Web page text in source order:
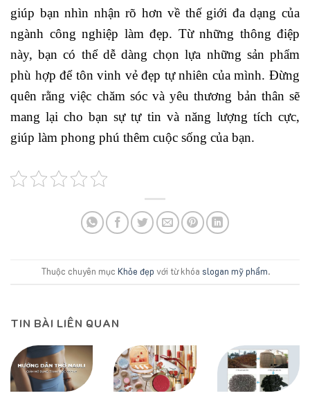
giúp bạn nhìn nhận rõ hơn về thế giới đa dạng của
ngành công nghiệp làm đẹp. Từ những thông điệp
này, bạn có thể dễ dàng chọn lựa những sản phẩm
phù hợp để tôn vinh vẻ đẹp tự nhiên của mình. Đừng
quên rằng việc chăm sóc và yêu thương bản thân sẽ
mang lại cho bạn sự tự tin và năng lượng tích cực,
giúp làm phong phú thêm cuộc sống của bạn.
Thuộc chuyên mục Khỏe đẹp với từ khóa slogan mỹ phẩm.
TIN BÀI LIÊN QUAN